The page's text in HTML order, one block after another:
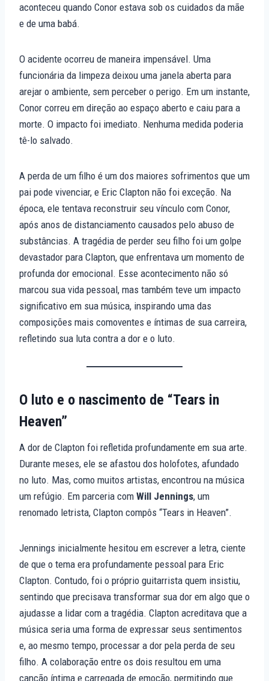
aconteceu quando Conor estava sob os cuidados da mãe
e de uma babá.
O acidente ocorreu de maneira impensável. Uma
funcionária da limpeza deixou uma janela aberta para
arejar o ambiente, sem perceber o perigo. Em um instante,
Conor correu em direção ao espaço aberto e caiu para a
morte. O impacto foi imediato. Nenhuma medida poderia
tê-lo salvado.
A perda de um filho é um dos maiores sofrimentos que um
pai pode vivenciar, e Eric Clapton não foi exceção. Na
época, ele tentava reconstruir seu vínculo com Conor,
após anos de distanciamento causados pelo abuso de
substâncias. A tragédia de perder seu filho foi um golpe
devastador para Clapton, que enfrentava um momento de
profunda dor emocional. Esse acontecimento não só
marcou sua vida pessoal, mas também teve um impacto
significativo em sua música, inspirando uma das
composições mais comoventes e íntimas de sua carreira,
refletindo sua luta contra a dor e o luto.
O luto e o nascimento de “Tears in
Heaven”
A dor de Clapton foi refletida profundamente em sua arte.
Durante meses, ele se afastou dos holofotes, afundado
no luto. Mas, como muitos artistas, encontrou na música
um refúgio. Em parceria com Will Jennings, um
renomado letrista, Clapton compôs “Tears in Heaven”.
Jennings inicialmente hesitou em escrever a letra, ciente
de que o tema era profundamente pessoal para Eric
Clapton. Contudo, foi o próprio guitarrista quem insistiu,
sentindo que precisava transformar sua dor em algo que o
ajudasse a lidar com a tragédia. Clapton acreditava que a
música seria uma forma de expressar seus sentimentos
e, ao mesmo tempo, processar a dor pela perda de seu
filho. A colaboração entre os dois resultou em uma
canção íntima e carregada de emoção, permitindo que